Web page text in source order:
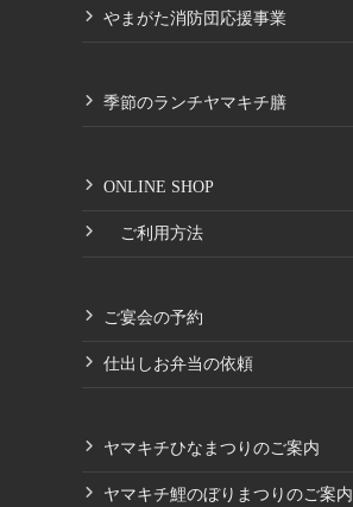
やまがた消防団応援事業
季節のランチヤマキチ膳
ONLINE SHOP
ご利用方法
ご宴会の予約
仕出しお弁当の依頼
ヤマキチひなまつりのご案内
ヤマキチ鯉のぼりまつりのご案内